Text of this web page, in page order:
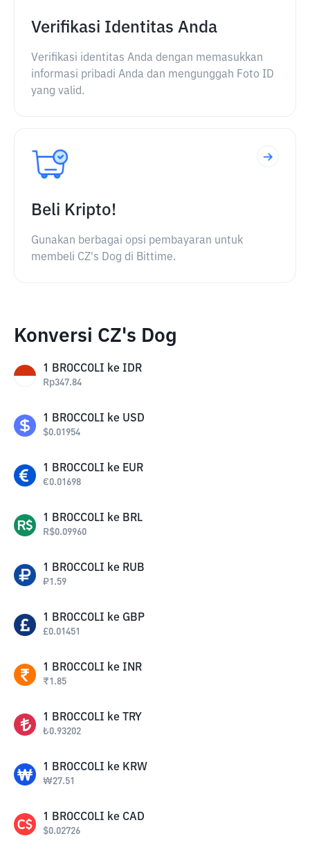
Verifikasi Identitas Anda
Verifikasi identitas Anda dengan memasukkan
informasi pribadi Anda dan mengunggah Foto ID
yang valid.
Beli Kripto!
Gunakan berbagai opsi pembayaran untuk
membeli CZ's Dog di Bittime.
Konversi CZ's Dog
1 BROCCOLI ke IDR
Rp347.84
1 BROCCOLI ke USD
$0.01954
1 BROCCOLI ke EUR
€0.01698
1 BROCCOLI ke BRL
R$0.09960
1 BROCCOLI ke RUB
₽1.59
1 BROCCOLI ke GBP
£0.01451
1 BROCCOLI ke INR
₹1.85
1 BROCCOLI ke TRY
₺0.93202
1 BROCCOLI ke KRW
₩27.51
1 BROCCOLI ke CAD
$0.02726